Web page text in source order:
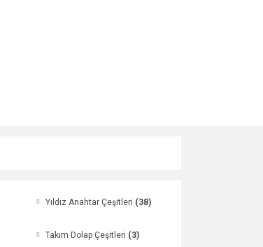
Yıldız Anahtar Çeşitleri (38)
Takım Dolap Çeşitleri (3)